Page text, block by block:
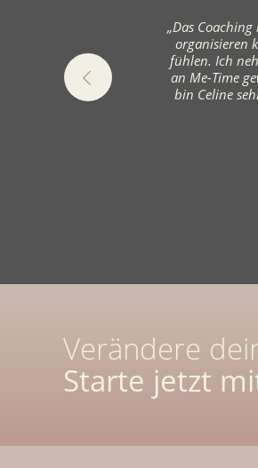
„Das
organisieren
fühlen. Ich
an Me-Time
bin Celine
Verändere
Starte jetzt